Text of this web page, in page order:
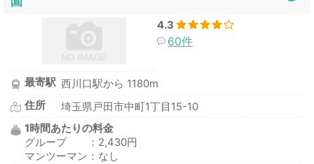
4.3
60件
最寄駅 西川口駅から 1180m
住所
埼玉県戸田市中町1丁目15-10
1時間あたりの料金
グループ ：2,430円
マンツーマン：なし